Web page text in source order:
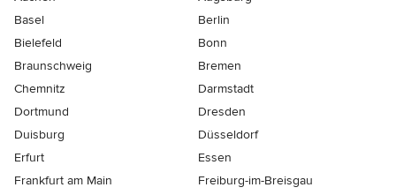
Basel
Berlin
Bielefeld
Bonn
Braunschweig
Bremen
Chemnitz
Darmstadt
Dortmund
Dresden
Duisburg
Düsseldorf
Erfurt
Essen
Frankfurt am Main
Freiburg-im-Breisgau